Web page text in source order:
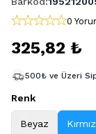
0
325,82 ₺
500₺ ve Üzeri
Renk
Beyaz